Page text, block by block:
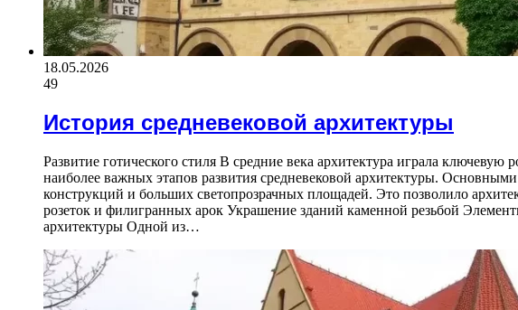
18.05.2026
49
История средневековой архитектуры
Развитие готического стиля В средние века архитектура играла
наиболее важных этапов развития средневековой архитектуры.
конструкций и больших светопрозрачных площадей. Это позволило
розеток и филигранных арок Украшение зданий каменной резьбой
архитектуры Одной из…